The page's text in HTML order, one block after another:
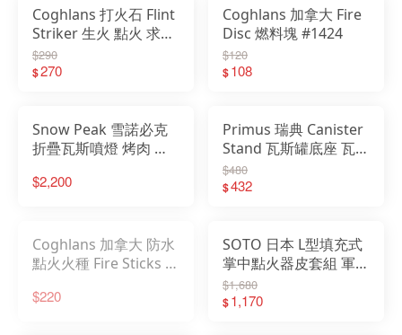
Coghlans 打火石 Flint
Striker 生火 點火 求生
CG1005
$290
$270
Coghlans 加拿大 Fire
Disc 燃料塊 #1424
$120
$108
Snow Peak 雪諾必克
折疊瓦斯噴燈 烤肉 點
炊 生火 料理 GT-120
$2,200
Primus 瑞典 Canister
Stand 瓦斯罐底座 瓦斯
罐固定底座 露營 登山
野炊 741560
$480
$432
Coghlans 加拿大 防水
點火火種 Fire Sticks 生
CG7940
$220
SOTO 日本 L型填充式
掌中點火器皮套組 軍綠
ST-486AGCSS 狼棕 ST-
486CTCSS(不含燃料)
$1,680
$1,170